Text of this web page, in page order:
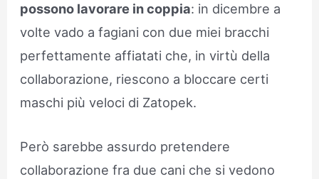
possono lavorare in coppia: in dicembre a
volte vado a fagiani con due miei bracchi
perfettamente affiatati che, in virtù della
collaborazione, riescono a bloccare certi
maschi più veloci di Zatopek.
Però sarebbe assurdo pretendere
collaborazione fra due cani che si vedono